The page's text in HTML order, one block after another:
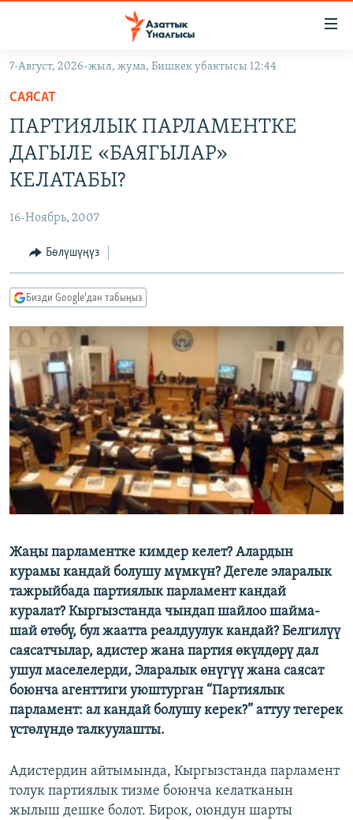
Навигацияга
өтүңүз
Издөөгө
салыңыз
САЯСАТ
МАДАНИЯТ
ДҮЙНӨ
УКРАИНА
ТВ ПРОГРАММАЛАР
БҮГҮН АЗАТТЫКТА
ДАНИСТЕ
ЭЖЕ-СИҢДИЛЕР
АЗАТТЫК+
ЫҢГАЙСЫЗ СУРООЛОР
ПОДКАСТ
Русский
ОНЛАЙН ШЕРИНЕ
ЭЕ/АРнун бардык сайттары
7-Август, 2026-жыл, жума, Бишкек убактысы 12:44
САЯСАТ
ПАРТИЯЛЫК ПАРЛАМЕНТКЕ
ДАГЫЛЕ «БАЯГЫЛАР»
КЕЛАТАБЫ?
16-Ноябрь, 2007
Бөлүшүңүз
Бизди Google'дан табыңыз
Жаңы парламентке кимдер келет? Алардын
курамы кандай болушу мүмкүн? Дегеле эларалык
тажрыйбада партиялык парламент кандай
куралат? Кыргызстанда чындап шайлоо шайма-
шай өтөбү, бул жаатта реалдуулук кандай? Белгилүү
саясатчылар, адистер жана партия өкүлдөрү дал
ушул маселелерди, Эларалык өнүгүү жана саясат
боюнча агенттиги уюштурган “Партиялык
парламент: ал кандай болушу керек?” аттуу тегерек
үстөлүндө талкуулашты.
Адистердин айтымында, Кыргызстанда парламент
толук партиялык тизме боюнча келатканын
жылыш дешке болот. Бирок, оюндун шарты